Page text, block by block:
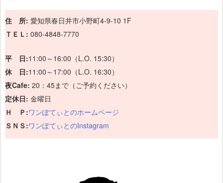
住 所: 愛知県春日井市小野町4-9-10 1F
ＴＥＬ: 080-4848-7770
平 日:11:00～16:00（L.O. 15:30）
休 日:11:00～17:00（L.O. 16:30）
夜Cafe: 20：45まで（ご予約ください）
定休日: 金曜日
Ｈ Ｐ:ワンぽてぃとのホームページ
ＳＮＳ:ワンぽてぃとのInstagram